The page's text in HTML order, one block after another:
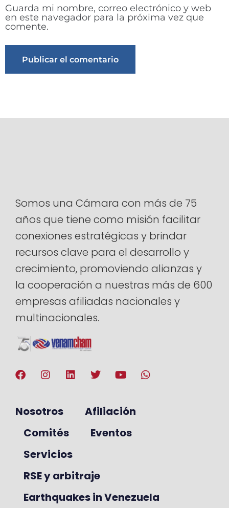
Guarda mi nombre, correo electrónico y web
en este navegador para la próxima vez que
comente.
Somos una Cámara con más de 75
años que tiene como misión facilitar
conexiones estratégicas y brindar
recursos clave para el desarrollo y
crecimiento, promoviendo alianzas y
la cooperación a nuestras más de 600
empresas afiliadas nacionales y
multinacionales.
Nosotros
Afiliación
Comités
Eventos
Servicios
RSE y arbitraje
Earthquakes in Venezuela